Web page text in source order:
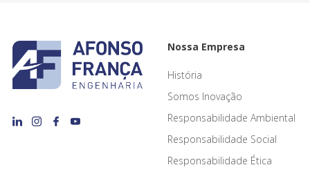
Nossa Empresa
História
Somos Inovação
Responsabilidade Ambiental
Responsabilidade Social
Responsabilidade Ética